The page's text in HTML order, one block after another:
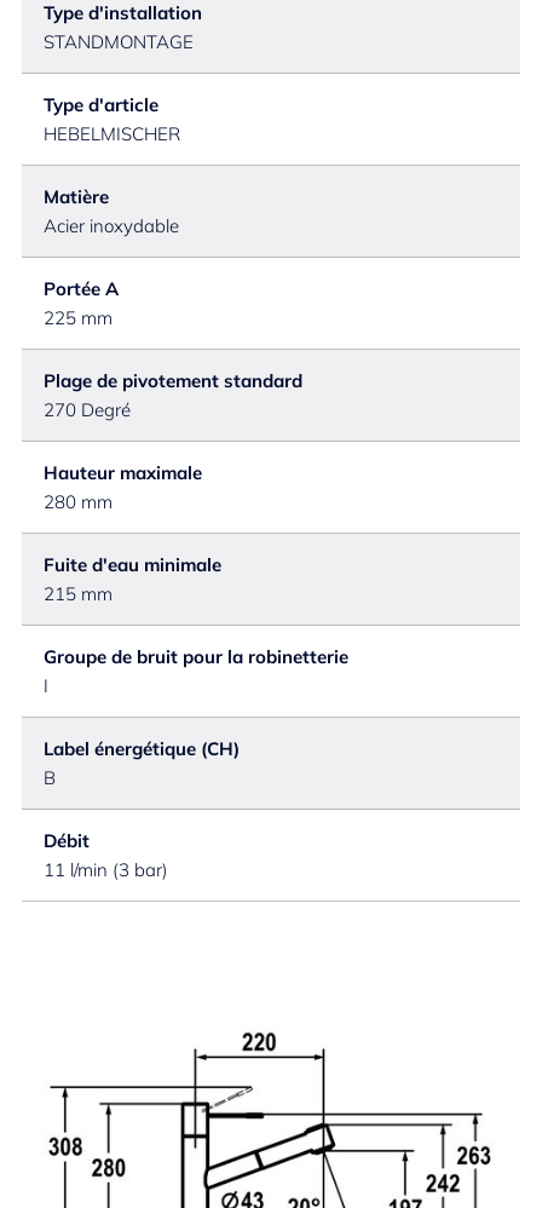
Type d'installation
STANDMONTAGE
Type d'article
HEBELMISCHER
Matière
Acier inoxydable
Portée A
225 mm
Plage de pivotement standard
270 Degré
Hauteur maximale
280 mm
Fuite d'eau minimale
215 mm
Groupe de bruit pour la robinetterie
I
Label énergétique (CH)
B
Débit
11 l/min (3 bar)